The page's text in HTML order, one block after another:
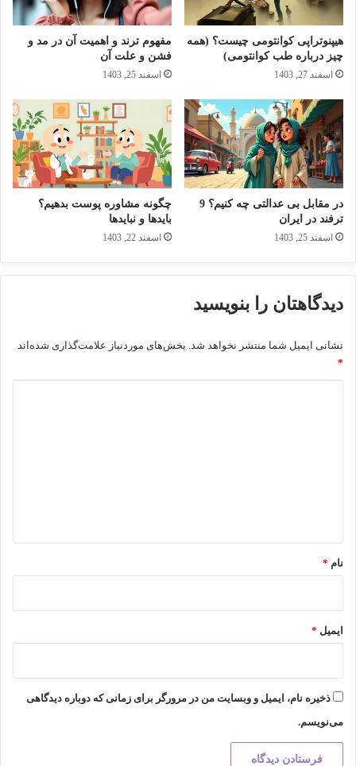
هیپنوتراپی کوانتومی چیست؟ (همه
چیز درباره طب کوانتومی)
اسفند 27, 1403
مفهوم ترند و اهمیت آن در مد و
فشن و علت آن
اسفند 25, 1403
در مقابل بی عدالتی چه کنیم؟ 9
ترفند در ایران
اسفند 25, 1403
چگونه مشاوره پوست بدهیم؟
بایدها و نبایدها
اسفند 22, 1403
دیدگاهتان را بنویسید
نشانی ایمیل شما منتشر نخواهد شد. بخش‌های موردنیاز علامت‌گذاری شده‌اند
*
نام *
ایمیل *
ذخیره نام، ایمیل و وبسایت من در مرورگر برای زمانی که دوباره دیدگاهی
می‌نویسم.